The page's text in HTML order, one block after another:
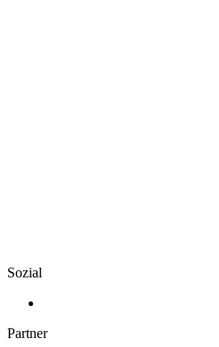
Sozial
Partner